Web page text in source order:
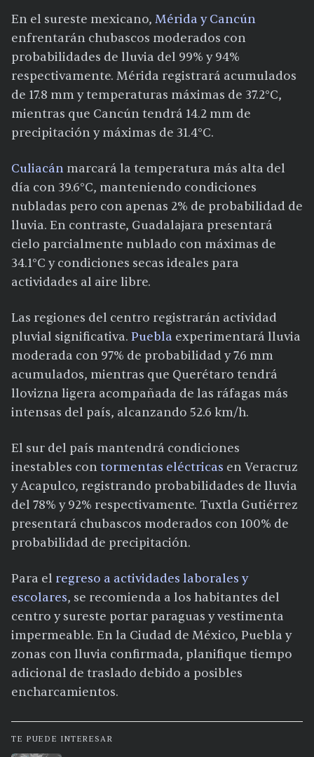
En el sureste mexicano, Mérida y Cancún
enfrentarán chubascos moderados con
probabilidades de lluvia del 99% y 94%
respectivamente. Mérida registrará acumulados
de 17.8 mm y temperaturas máximas de 37.2°C,
mientras que Cancún tendrá 14.2 mm de
precipitación y máximas de 31.4°C.
Culiacán marcará la temperatura más alta del
día con 39.6°C, manteniendo condiciones
nubladas pero con apenas 2% de probabilidad de
lluvia. En contraste, Guadalajara presentará
cielo parcialmente nublado con máximas de
34.1°C y condiciones secas ideales para
actividades al aire libre.
Las regiones del centro registrarán actividad
pluvial significativa. Puebla experimentará lluvia
moderada con 97% de probabilidad y 7.6 mm
acumulados, mientras que Querétaro tendrá
llovizna ligera acompañada de las ráfagas más
intensas del país, alcanzando 52.6 km/h.
El sur del país mantendrá condiciones
inestables contormentas eléctricas en Veracruz
y Acapulco, registrando probabilidades de lluvia
del 78% y 92% respectivamente. Tuxtla Gutiérrez
presentará chubascos moderados con 100% de
probabilidad de precipitación.
Para el regreso a actividades laborales y
escolares, se recomienda a los habitantes del
centro y sureste portar paraguas y vestimenta
impermeable. En la Ciudad de México, Puebla y
zonas con lluvia confirmada, planifique tiempo
adicional de traslado debido a posibles
encharcamientos.
TE PUEDE INTERESAR